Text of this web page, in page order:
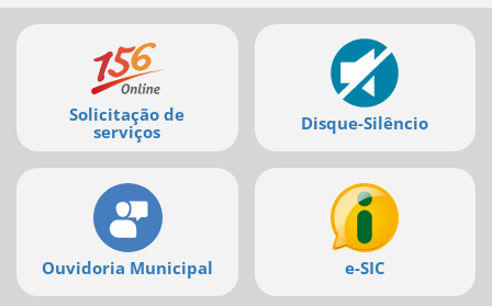
Mais
serviços
Solicitação de
serviços
Disque-Silêncio
Ouvidoria Municipal e-SIC